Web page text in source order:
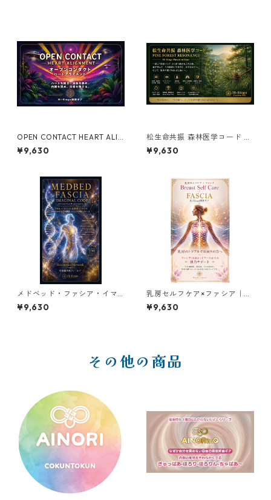
OPEN CONTACT HEART ALIG
NMENT｜オープンコンタク
ト・ハートアライメント
¥9,630
松生命共振 森林医学コード PI
NE FOREST RESONANCE ーH
i-Ringo Function Gearー
¥9,630
メドベッド・ファシア・イマ
ジナルコード｜MEDBED FAS
CIA IMAGINAL CODE
¥9,630
乳房セルフケア×ファシア｜Br
east Self Care × FASCIA Hi-
Ringo関数ギア
¥9,630
その他の商品